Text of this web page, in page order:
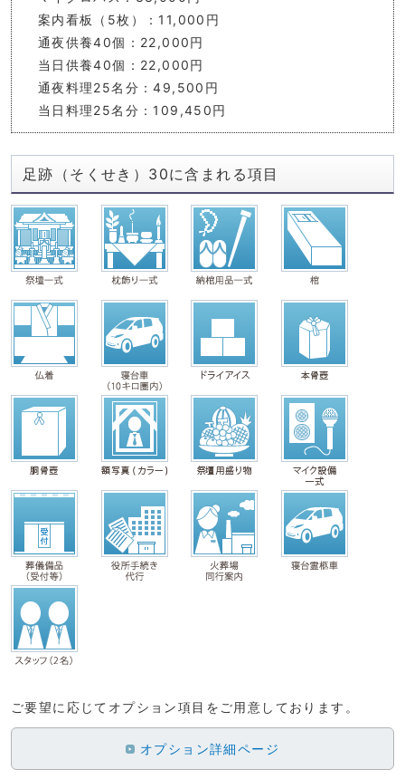
案内看板（5枚）：11,000円
通夜供養40個：22,000円
当日供養40個：22,000円
通夜料理25名分：49,500円
当日料理25名分：109,450円
足跡（そくせき）30に含まれる項目
ご要望に応じてオプション項目をご用意しております。
オプション詳細ページ